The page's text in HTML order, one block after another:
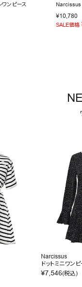
ンピース Narcissus
¥10,780
SALE価格
Narcissus
ドットミニワンピ
¥7,546(税込)